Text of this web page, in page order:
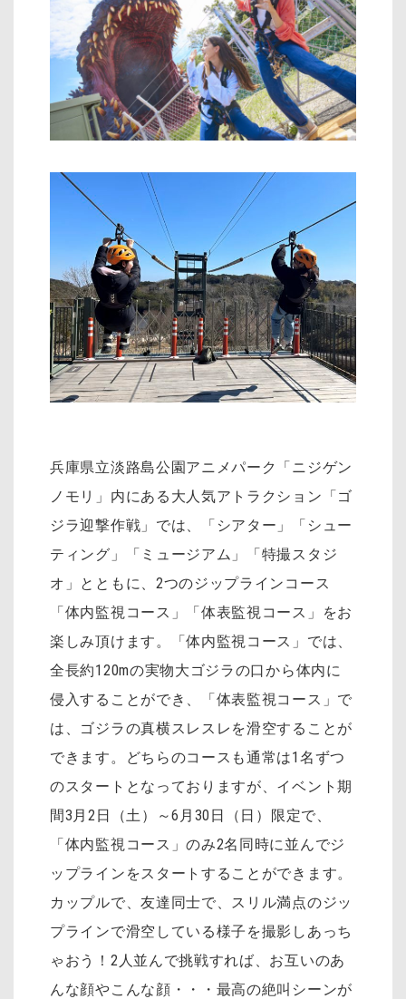
兵庫県立淡路島公園アニメパーク「ニジゲン
ノモリ」内にある大人気アトラクション「ゴ
ジラ迎撃作戦」では、「シアター」「シュー
ティング」「ミュージアム」「特撮スタジ
オ」とともに、2つのジップラインコース
「体内監視コース」「体表監視コース」をお
楽しみ頂けます。「体内監視コース」では、
全長約120mの実物大ゴジラの口から体内に
侵入することができ、「体表監視コース」で
は、ゴジラの真横スレスレを滑空することが
できます。どちらのコースも通常は1名ずつ
のスタートとなっておりますが、イベント期
間3月2日（土）～6月30日（日）限定で、
「体内監視コース」のみ2名同時に並んでジ
ップラインをスタートすることができます。
カップルで、友達同士で、スリル満点のジッ
プラインで滑空している様子を撮影しあっち
ゃおう！2人並んで挑戦すれば、お互いのあ
んな顔やこんな顔・・・最高の絶叫シーンが